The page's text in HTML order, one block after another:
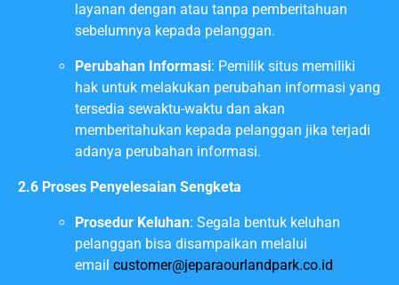
layanan dengan atau tanpa pemberitahuan
sebelumnya kepada pelanggan.
Perubahan Informasi: Pemilik situs memiliki
hak untuk melakukan perubahan informasi yang
tersedia sewaktu-waktu dan akan
memberitahukan kepada pelanggan jika terjadi
adanya perubahan informasi.
2.6 Proses Penyelesaian Sengketa
Prosedur Keluhan: Segala bentuk keluhan
pelanggan bisa disampaikan melalui
email customer@jeparaourlandpark.co.id